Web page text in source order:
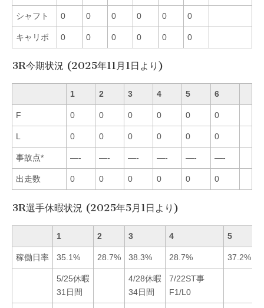
シャフト 0 0 0 0 0 0
キャリボ 0 0 0 0 0 0
3R今期状況 (2025年11月1日より)
1 2 3 4 5 6
F 0 0 0 0 0 0
L 0 0 0 0 0 0
事故点* —- —- —- —- —- —-
出走数 0 0 0 0 0 0
3R選手休暇状況 (2025年5月1日より)
1 2 3 4 5
稼働日率 35.1% 28.7% 38.3% 28.7% 37.2%
5/25休暇
31日間
4/28休暇
34日間
7/22ST事
F1/L0